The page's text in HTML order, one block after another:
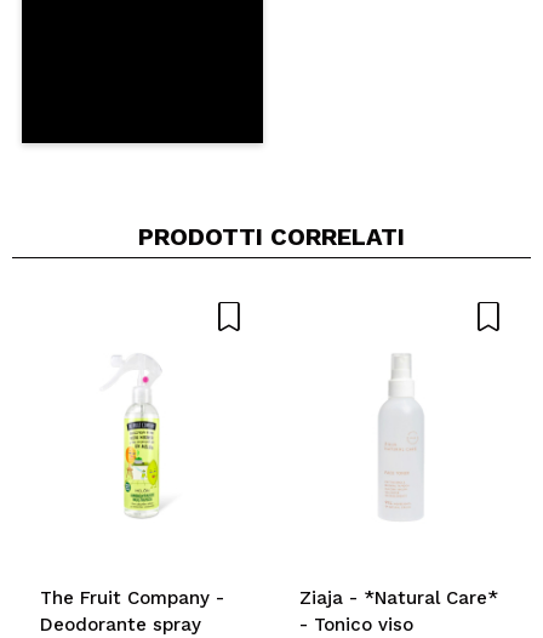
PRODOTTI CORRELATI
The Fruit Company -
Deodorante spray
Ziaja - *Natural Care*
- Tonico viso